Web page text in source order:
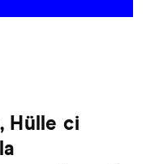
Hülle ci